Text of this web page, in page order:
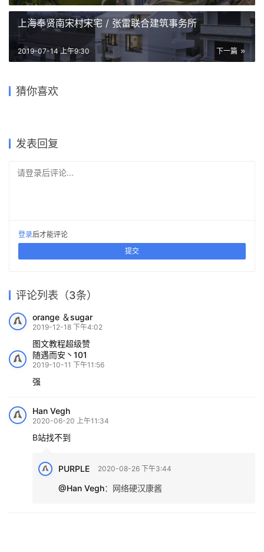
上海奉贤南宋村宋宅 / 张雷联合建筑事务所
下一篇
2019-07-14 上午9:30
猜你喜欢
~教程 | 从渲染到后期，如何完
VIP六大软件精选从入门到中
发表回复
请登录后评论...
登录后才能评论
提交
评论列表（3条）
orange ＆sugar
2019-12-18 下午4:02
图文教程超级赞
随遇而安丶101
2019-10-11 下午11:56
强
Han Vegh
2020-06-20 上午11:34
B站找不到
PURPLE 2020-08-26 下午3:44
@Han Vegh： 网络硬汉康酱